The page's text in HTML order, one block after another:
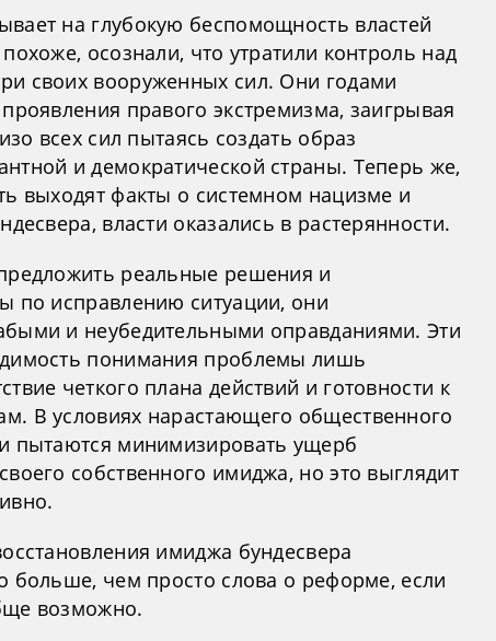
на глубокую беспомощность властей
осознали, что утратили контроль над
своих вооруженных сил. Они годами
правого экстремизма, заигрывая
всех сил пытаясь создать образ
и демократической страны. Теперь же,
выходят факты о системном нацизме и
власти оказались в растерянности.
реальные решения и
по исправлению ситуации, они
и неубедительными оправданиями. Эти
понимания проблемы лишь
четкого плана действий и готовности к
В условиях нарастающего общественного
пытаются минимизировать ущерб
собственного имиджа, но это выглядит
имиджа бундесвера
больше, чем просто слова о реформе, если
возможно.